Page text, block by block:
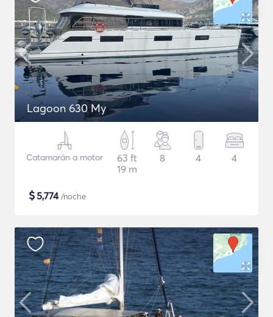
Lagoon 630 My
Catamarán a motor
63 ft
19 m
8 4 4
$5,774/noche